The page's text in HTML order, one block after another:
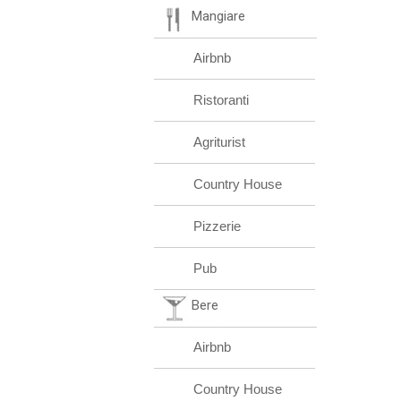
Mangiare
Airbnb
Ristoranti
Agriturist
Country House
Pizzerie
Pub
Bere
Airbnb
Country House